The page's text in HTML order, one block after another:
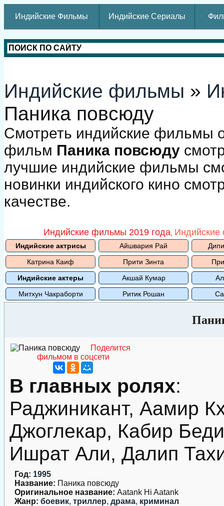
Индийские Фильмы Индийские Сериалы
Индийские фильмы »
Паника повсюду
Смотреть индийские фильмы
фильм Паника повсюду
лучшие индийские фильмы
новинки индийского кино
качестве.
Индийские фильмы 2019 года,
Индийские актрисы Айшвария Рай
Катрина Каиф
Прити Зинта
Индийские актеры
Акшай Кумар
Митхун Чакраборти
Ритик Рошан
Поделится
фильмом в соцсети
В главных ролях:
Раджиникант, Аамир
Джоглекар, Кабир
Ишрат Али, Далип
Год: 1995
Название: Паника повсюду
Оригинальное название: Aatank Hi Aatank
Жанр: боевик, триллер, драма, криминал